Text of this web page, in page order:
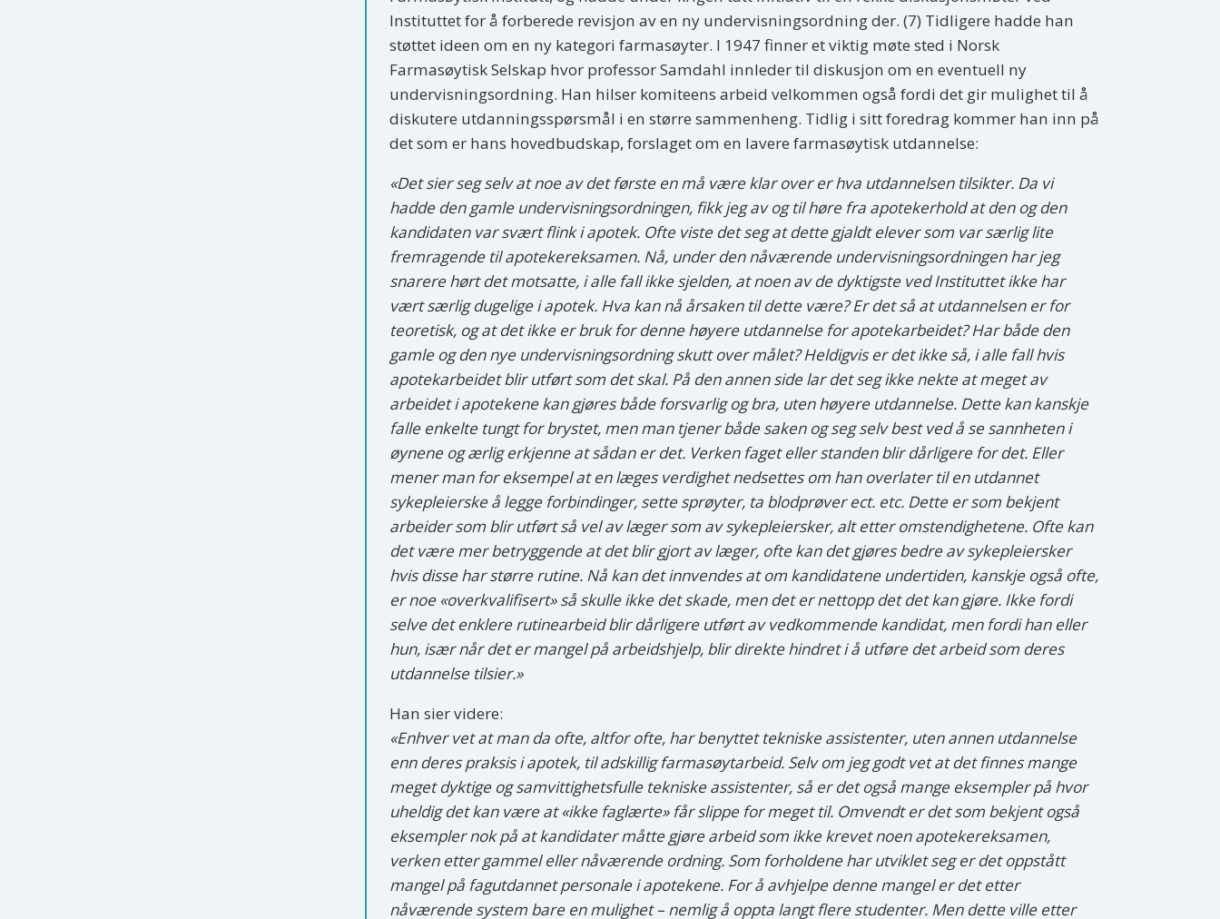
Instituttet for å forberede revisjon av en ny undervisningsordning der. (7) Tidligere hadde han
støttet ideen om en ny kategori farmasøyter. I 1947 finner et viktig møte sted i Norsk
Farmasøytisk Selskap hvor professor Samdahl innleder til diskusjon om en eventuell ny
undervisningsordning. Han hilser komiteens arbeid velkommen også fordi det gir mulighet til å
diskutere utdanningsspørsmål i en større sammenheng. Tidlig i sitt foredrag kommer han inn på
det som er hans hovedbudskap, forslaget om en lavere farmasøytisk utdannelse:
«Det sier seg selv at noe av det første en må være klar over er hva utdannelsen tilsikter. Da vi
hadde den gamle undervisningsordningen, fikk jeg av og til høre fra apotekerhold at den og den
kandidaten var svært flink i apotek. Ofte viste det seg at dette gjaldt elever som var særlig lite
fremragende til apotekereksamen. Nå, under den nåværende undervisningsordningen har jeg
snarere hørt det motsatte, i alle fall ikke sjelden, at noen av de dyktigste ved Instituttet ikke har
vært særlig dugelige i apotek. Hva kan nå årsaken til dette være? Er det så at utdannelsen er for
teoretisk, og at det ikke er bruk for denne høyere utdannelse for apotekarbeidet? Har både den
gamle og den nye undervisningsordning skutt over målet? Heldigvis er det ikke så, i alle fall hvis
apotekarbeidet blir utført som det skal. På den annen side lar det seg ikke nekte at meget av
arbeidet i apotekene kan gjøres både forsvarlig og bra, uten høyere utdannelse. Dette kan kanskje
falle enkelte tungt for brystet, men man tjener både saken og seg selv best ved å se sannheten i
øynene og ærlig erkjenne at sådan er det. Verken faget eller standen blir dårligere for det. Eller
mener man for eksempel at en læges verdighet nedsettes om han overlater til en utdannet
sykepleierske å legge forbindinger, sette sprøyter, ta blodprøver ect. etc. Dette er som bekjent
arbeider som blir utført så vel av læger som av sykepleiersker, alt etter omstendighetene. Ofte kan
det være mer betryggende at det blir gjort av læger, ofte kan det gjøres bedre av sykepleiersker
hvis disse har større rutine. Nå kan det innvendes at om kandidatene undertiden, kanskje også ofte,
er noe «overkvalifisert» så skulle ikke det skade, men det er nettopp det det kan gjøre. Ikke fordi
selve det enklere rutinearbeid blir dårligere utført av vedkommende kandidat, men fordi han eller
hun, især når det er mangel på arbeidshjelp, blir direkte hindret i å utføre det arbeid som deres
utdannelse tilsier.»
Han sier videre:
«Enhver vet at man da ofte, altfor ofte, har benyttet tekniske assistenter, uten annen utdannelse
enn deres praksis i apotek, til adskillig farmasøytarbeid. Selv om jeg godt vet at det finnes mange
meget dyktige og samvittighetsfulle tekniske assistenter, så er det også mange eksempler på hvor
uheldig det kan være at «ikke faglærte» får slippe for meget til. Omvendt er det som bekjent også
eksempler nok på at kandidater måtte gjøre arbeid som ikke krevet noen apotekereksamen,
verken etter gammel eller nåværende ordning. Som forholdene har utviklet seg er det oppstått
mangel på fagutdannet personale i apotekene. For å avhjelpe denne mangel er det etter
nåværende system bare en mulighet – nemlig å oppta langt flere studenter. Men dette ville etter